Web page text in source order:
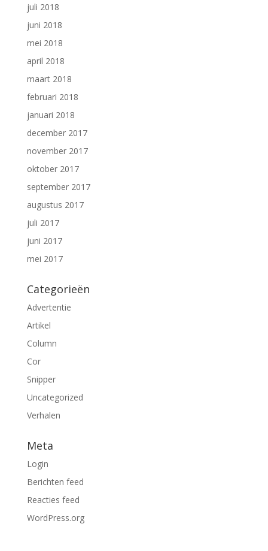
juli 2018
juni 2018
mei 2018
april 2018
maart 2018
februari 2018
januari 2018
december 2017
november 2017
oktober 2017
september 2017
augustus 2017
juli 2017
juni 2017
mei 2017
Categorieën
Advertentie
Artikel
Column
Cor
Snipper
Uncategorized
Verhalen
Meta
Login
Berichten feed
Reacties feed
WordPress.org